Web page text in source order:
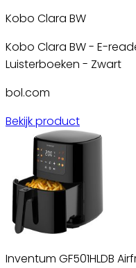
Kobo Clara BW
Kobo Clara BW - E-
Luisterboeken - Zwart
bol.com
Bekijk product
Inventum GF501HLDB